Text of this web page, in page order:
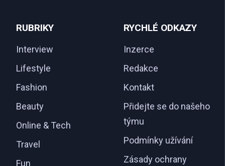
RUBRIKY
Interview
Lifestyle
Fashion
Beauty
Online & Tech
Travel
Fun
RYCHLÉ ODKAZY
Inzerce
Redakce
Kontakt
Přidejte se do našeho
týmu
Podmínky užívání
Zásady ochrany